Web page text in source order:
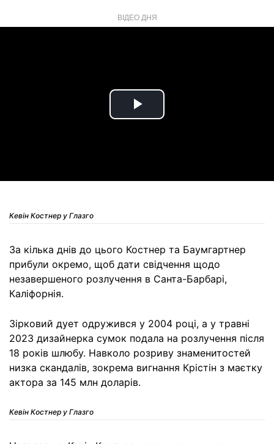
ВІДЕО ДНЯ
Play
Кевін Костнер у Глазго
За кілька днів до цього Костнер та Баумгартнер
прибули окремо, щоб дати свідчення щодо
незавершеного розлучення в Санта-Барбарі,
Каліфорнія.
Зірковий дует одружився у 2004 році, а у травні
2023 дизайнерка сумок подала на розлучення після
18 років шлюбу. Навколо розриву знаменитостей
низка скандалів, зокрема вигнання Крістін з маєтку
актора за 145 млн доларів.
Кевін Костнер у Глазго